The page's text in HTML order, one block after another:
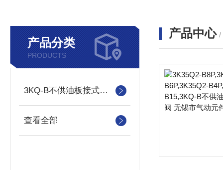
产品分类
PRODUCTS
3KQ-B不供油板接式气控换向阀
查看全部
产品中心 /